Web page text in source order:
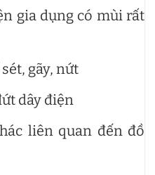
gia dụng có mùi rất
gãy, nứt
dây điện
liên quan đến đồ